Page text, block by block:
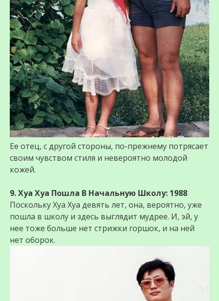
Ее отец, с другой стороны, по-прежнему потрясает
своим чувством стиля и невероятно молодой
кожей.
9. Хуа Хуа Пошла В Начальную Школу: 1988
Поскольку Хуа Хуа девять лет, она, вероятно, уже
пошла в школу и здесь выглядит мудрее. И, эй, у
нее тоже больше нет стрижки горшок, и на ней
нет оборок.